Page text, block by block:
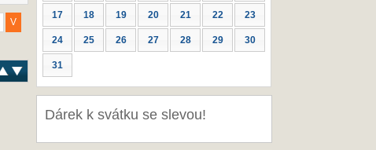
V
17 18 19 20 21 22 23
24 25 26 27 28 29 30
31
Dárek k svátku se slevou!